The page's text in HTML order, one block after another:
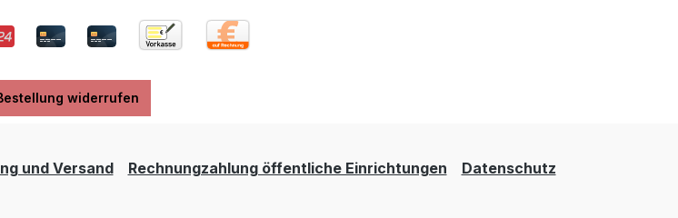
widerrufen
und Versand Rechnungzahlung öffentliche Einrichtungen Datenschutz